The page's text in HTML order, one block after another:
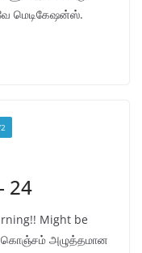
மெடிகேஷன்ஸ்.
24
Might be
கொஞ்சம் அழுத்தமான